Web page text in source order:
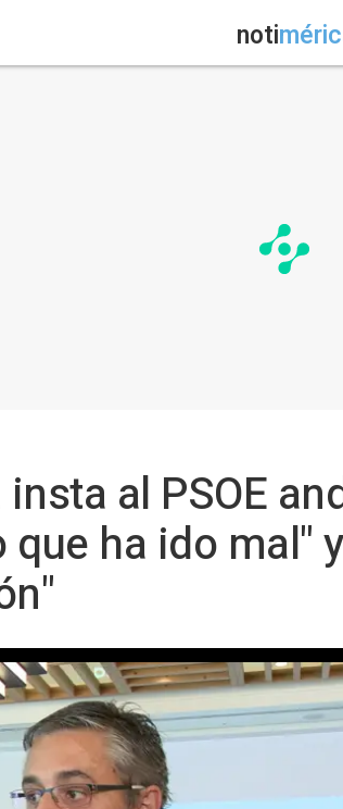
noti
al PSOE
ha ido mal"
-